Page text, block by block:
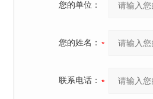
您的单位：
您的姓名：
联系电话：